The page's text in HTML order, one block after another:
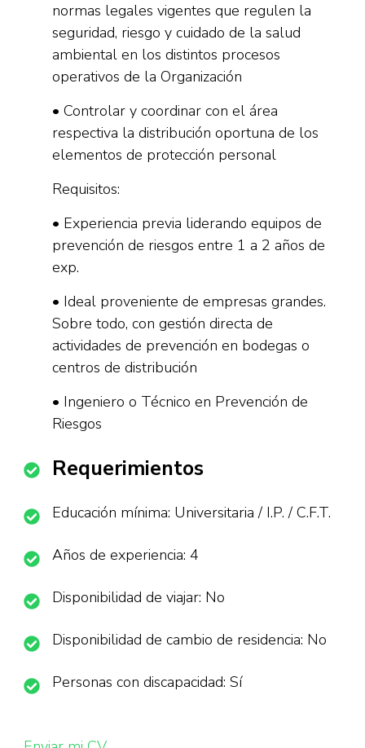
normas legales vigentes que regulen la
seguridad, riesgo y cuidado de la salud
ambiental en los distintos procesos
operativos de la Organización
• Controlar y coordinar con el área
respectiva la distribución oportuna de los
elementos de protección personal
Requisitos:
• Experiencia previa liderando equipos de
prevención de riesgos entre 1 a 2 años de
exp.
• Ideal proveniente de empresas grandes.
Sobre todo, con gestión directa de
actividades de prevención en bodegas o
centros de distribución
• Ingeniero o Técnico en Prevención de
Riesgos
Requerimientos
Educación mínima: Universitaria / I.P. / C.F.T.
Años de experiencia: 4
Disponibilidad de viajar: No
Disponibilidad de cambio de residencia: No
Personas con discapacidad: Sí